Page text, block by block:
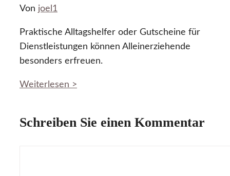
Von joel1
Praktische Alltagshelfer oder Gutscheine für
Dienstleistungen können Alleinerziehende
besonders erfreuen.
Weiterlesen >
Schreiben Sie einen Kommentar